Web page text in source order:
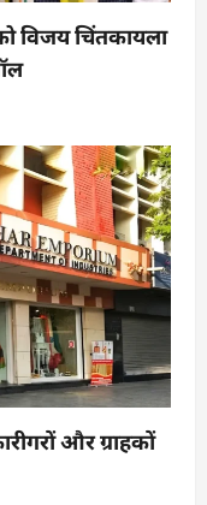
विजय चिंतकायला
और ग्राहकों